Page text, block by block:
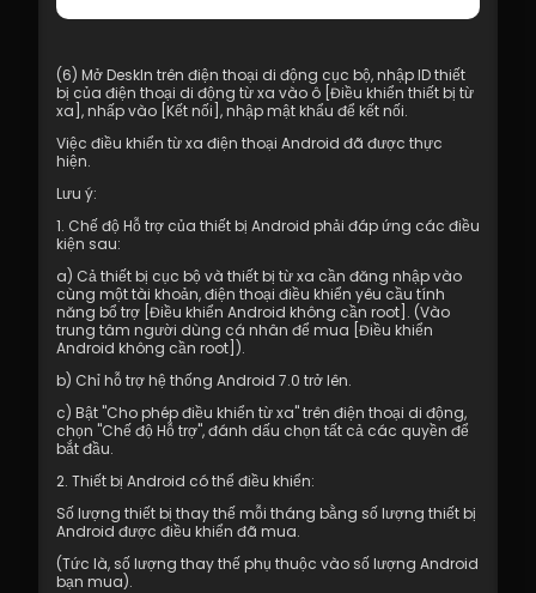
(6) Mở DeskIn trên điện thoại di động cục bộ, nhập ID thiết
bị của điện thoại di động từ xa vào ô [Điều khiển thiết bị từ
xa], nhấp vào [Kết nối], nhập mật khẩu để kết nối.
Việc điều khiển từ xa điện thoại Android đã được thực
hiện.
Lưu ý:
1. Chế độ Hỗ trợ của thiết bị Android phải đáp ứng các điều
kiện sau:
a) Cả thiết bị cục bộ và thiết bị từ xa cần đăng nhập vào
cùng một tài khoản, điện thoại điều khiển yêu cầu tính
năng bổ trợ [Điều khiển Android không cần root]. (Vào
trung tâm người dùng cá nhân để mua [Điều khiển
Android không cần root]).
b) Chỉ hỗ trợ hệ thống Android 7.0 trở lên.
c) Bật "Cho phép điều khiển từ xa" trên điện thoại di động,
chọn "Chế độ Hỗ trợ", đánh dấu chọn tất cả các quyền để
bắt đầu.
2. Thiết bị Android có thể điều khiển:
Số lượng thiết bị thay thế mỗi tháng bằng số lượng thiết bị
Android được điều khiển đã mua.
(Tức là, số lượng thay thế phụ thuộc vào số lượng Android
bạn mua).